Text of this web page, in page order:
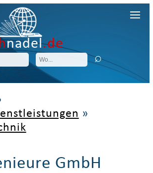
nadel.de
»
GmbH